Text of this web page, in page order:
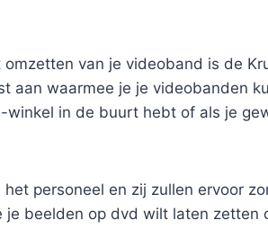
van je videoband is de
aan waarmee je je videobanden
in de buurt hebt of als je
personeel en zij zullen ervoor
beelden op dvd wilt laten zetten